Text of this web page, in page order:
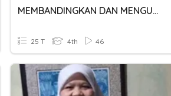
MEMBANDINGKAN DAN MENGURUTKAN PECAHAN
25 T 4th 46